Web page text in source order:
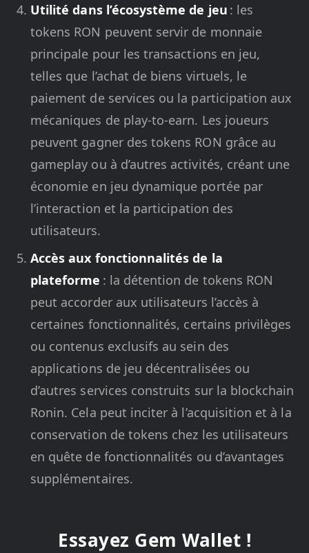
Utilité dans l’écosystème de jeu : les
tokens RON peuvent servir de monnaie
principale pour les transactions en jeu,
telles que l’achat de biens virtuels, le
paiement de services ou la participation aux
mécaniques de play-to-earn. Les joueurs
peuvent gagner des tokens RON grâce au
gameplay ou à d’autres activités, créant une
économie en jeu dynamique portée par
l’interaction et la participation des
utilisateurs.
Accès aux fonctionnalités de la
plateforme : la détention de tokens RON
peut accorder aux utilisateurs l’accès à
certaines fonctionnalités, certains privilèges
ou contenus exclusifs au sein des
applications de jeu décentralisées ou
d’autres services construits sur la blockchain
Ronin. Cela peut inciter à l’acquisition et à la
conservation de tokens chez les utilisateurs
en quête de fonctionnalités ou d’avantages
supplémentaires.
Essayez Gem Wallet !